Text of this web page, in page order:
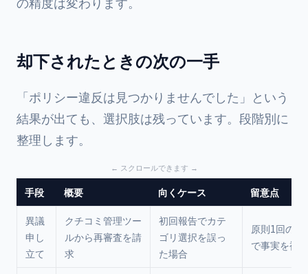
却下されたときの次の一手
「ポリシー違反は見つかりませんでした」という
結果が出ても、選択肢は残っています。段階別に
整理します。
手段 概要 向くケース 留意点
異議
申し
立て
クチコミ管理ツー
ルから再審査を請
求
初回報告でカテ
ゴリ選択を誤っ
た場合
原則1回のみ
で事実を補